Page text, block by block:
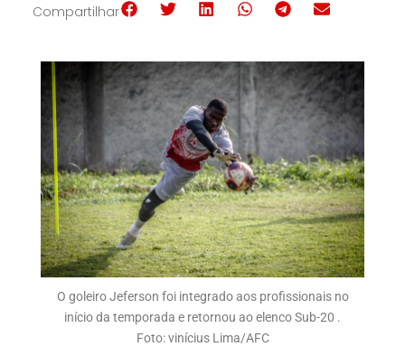
Compartilhar
O goleiro Jeferson foi integrado aos profissionais no
início da temporada e retornou ao elenco Sub-20 .
Foto: vinícius Lima/AFC